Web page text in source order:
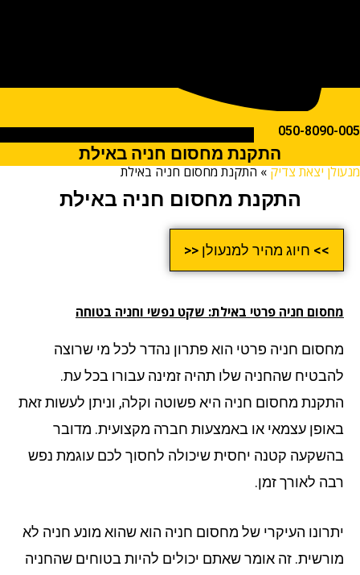
050-
התקנת מחסום חניה באילת
יצאת צדיק»התקנת מחסום חניה באילת
התקנת מחסום חניה באילת
>> חיוג מהיר למנעולן <<
חניה פרטי באילת: שקט נפשי וחניה בטוחה
חניה פרטי הוא פתרון נהדר לכל מי שרוצה
שהחניה שלו תהיה זמינה עבורו בכל עת.
מחסום חניה היא פשוטה וקלה, וניתן לעשות זאת
עצמאי או באמצעות חברה מקצועית. מדובר
קטנה יחסית שיכולה לחסוך לכם עוגמת נפש
לאורך זמן.
העיקרי של מחסום חניה הוא שהוא מונע חניה לא
זה אומר שאתם יכולים להיות בטוחים שהחניה